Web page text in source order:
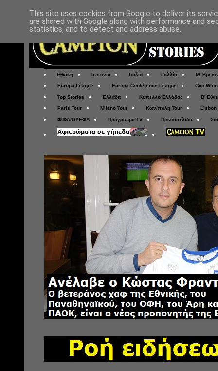
Εθνική Ισπανία Ιταλία Γαλλία Μ.
Europa League Europa Conference League Cup
Top Stories Ελλάδα Κύπελλο Ελλάδος Β'
Paris Tour Milano Tour Κων/πολη Tour Lisbon
ΦΙΦΑ/ΟΥΕΦΑ Πρόγραμμα TV Πρωτοσέλιδα
This site uses cookies from Google to deliver its
are shared with Google along with performance and
statistics, and to detect and address abuse.